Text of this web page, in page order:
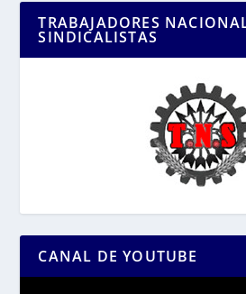
TRABAJADORES
SINDICALISTAS
CANAL DE YOUTUBE